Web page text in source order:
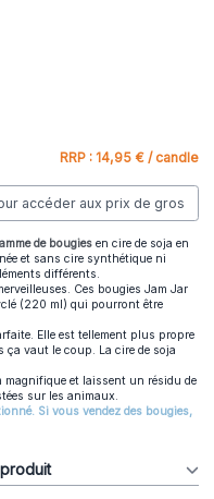
RRP : 14,95 € / candle
accéder aux prix de gros
de bougies en cire de soja en
et sans cire synthétique ni
différents.
Ces bougies Jam Jar
(220 ml) qui pourront être
Elle est tellement plus propre
vaut le coup. La cire de soja
et laissent un résidu de
sur les animaux.
Si vous vendez des bougies,